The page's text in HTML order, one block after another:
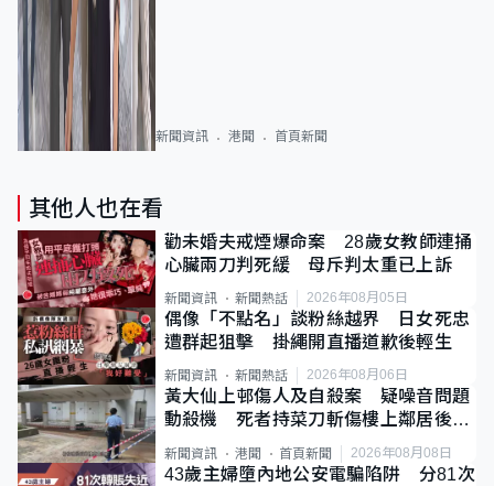
新聞資訊 港聞 首頁新聞
其他人也在看
勸未婚夫戒煙爆命案 28歲女教師連捅
心臟兩刀判死緩 母斥判太重已上訴
新聞資訊 新聞熱話 2026年08月05日
偶像「不點名」談粉絲越界 日女死忠
遭群起狙擊 掛繩開直播道歉後輕生
新聞資訊 新聞熱話 2026年08月06日
黃大仙上邨傷人及自殺案 疑噪音問題
動殺機 死者持菜刀斬傷樓上鄰居後墮
新聞資訊 港聞 首頁新聞 2026年08月08日
43歲主婦墮內地公安電騙陷阱 分81次